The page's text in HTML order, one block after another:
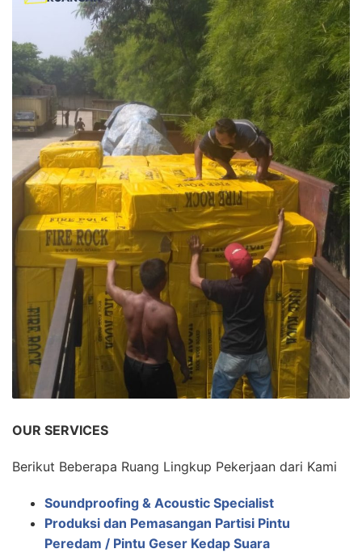
OUR SERVICES
Berikut Beberapa Ruang Lingkup Pekerjaan dari Kami
Soundproofing & Acoustic Specialist
Produksi dan Pemasangan Partisi Pintu
Peredam / Pintu Geser Kedap Suara